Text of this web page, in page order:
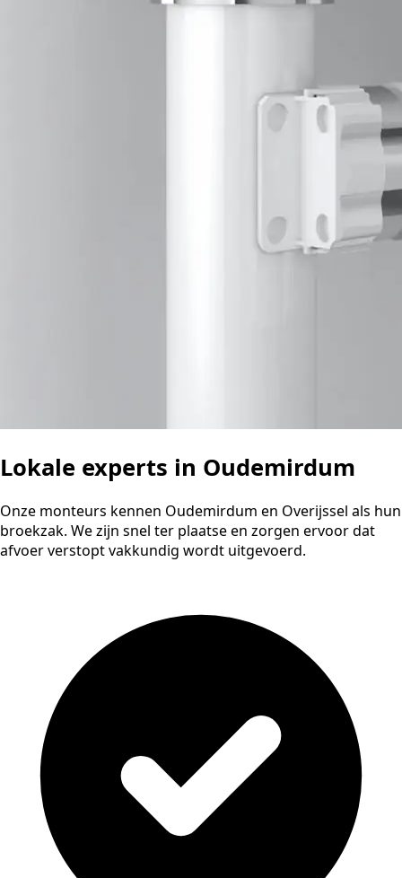
Lokale experts in Oudemirdum
Onze monteurs kennen Oudemirdum en Overijssel als hun
broekzak. We zijn snel ter plaatse en zorgen ervoor dat
afvoer verstopt vakkundig wordt uitgevoerd.